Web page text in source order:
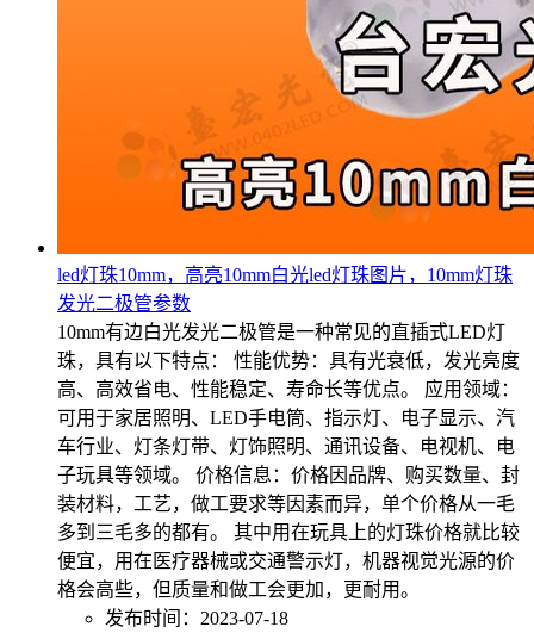
led灯珠10mm，高亮10mm白光led灯珠图片，10mm灯珠
发光二极管参数
10mm有边白光发光二极管是一种常见的直插式LED灯
珠，具有以下特点： 性能优势：具有光衰低，发光亮度
高、高效省电、性能稳定、寿命长等优点。 应用领域：
可用于家居照明、LED手电筒、指示灯、电子显示、汽
车行业、灯条灯带、灯饰照明、通讯设备、电视机、电
子玩具等领域。 价格信息：价格因品牌、购买数量、封
装材料，工艺，做工要求等因素而异，单个价格从一毛
多到三毛多的都有。 其中用在玩具上的灯珠价格就比较
便宜，用在医疗器械或交通警示灯，机器视觉光源的价
格会高些，但质量和做工会更加，更耐用。
发布时间：2023-07-18